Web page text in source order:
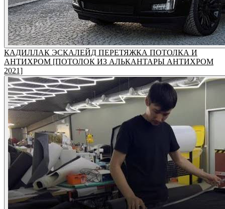
КАДИЛЛАК ЭСКАЛЕЙД ПЕРЕТЯЖКА ПОТОЛКА И
АНТИХРОМ [ПОТОЛОК ИЗ АЛЬКАНТАРЫ АНТИХРОМ
2021]